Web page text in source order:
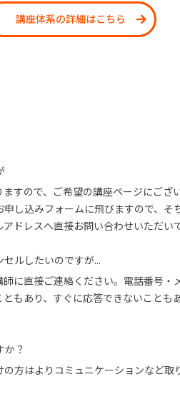
講座体系の詳細はこちら
すので、ご希望の講座ページにご
し込みフォームに飛びますので、そ
ドレスへ直接お問い合わせいただい
ルしたいのですが...
に直接ご連絡ください。電話番号・
もあり、すぐに応答できないことも
？
方はよりコミュニケーションなど